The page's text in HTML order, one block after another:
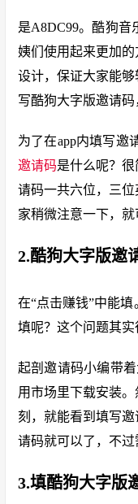
是A8DC99。酷狗音
姨们使用起来更加
设计，保证大家能
写酷狗大字版邀请码
为了在app内填写邀
邀请码是什么呢？
请码一共六位，三
家稍微注意一下，就
2.酷狗大字版邀
在“点击赚钱”中能
填呢？这个问题其实
起剖邀请码小编带
用市场里下载安装
刻，就能看到填写
请码就可以了，不过
3.填酷狗大字版